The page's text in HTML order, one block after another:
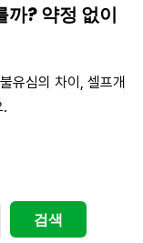
? 약정 없이
유심의 차이, 셀프개
.
검색